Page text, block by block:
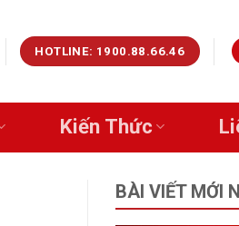
HOTLINE: 1900.88.66.46
Kiến Thức
BÀI VIẾT MỚI